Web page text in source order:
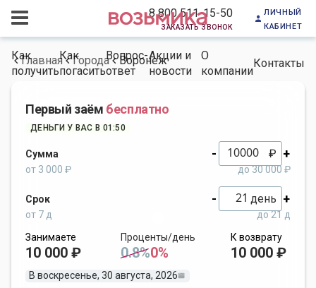
8 800 511-15-50
заказать звонок
личный
кабинет
Как
получить
Как
погасить
Вопрос-
ответ
Акции и
новости
О
компании
Контакты
Главная Города Воронеж
Первый заём бесплатно
ДЕНЬГИ У ВАС В 01:50
Сумма - ₽ +
от 3 000 ₽ до 30 000 ₽
Срок - день +
от 7 д
до 21 д
Занимаете
10 000 ₽
Проценты/день
0.8%0%
К возврату
10 000 ₽
В воскресенье, 30 августа, 2026